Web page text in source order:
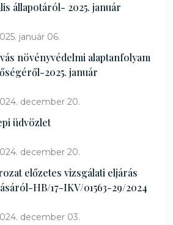
állapotáról- 2025. január
január 06.
növényvédelmi alaptanfolyam
2025. január
december 20.
üdvözlet
december 20.
előzetes vizsgálati eljárás
HB/17-IKV/01563-29/2024
december 03.